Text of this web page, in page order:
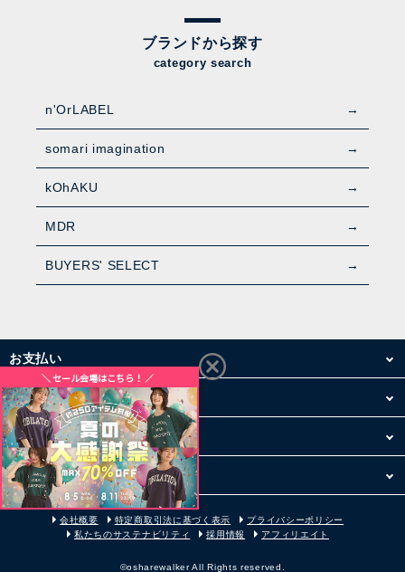
ブランドから探す
category search
n'OrLABEL
somari imagination
kOhAKU
MDR
BUYERS' SELECT
お支払い
配送・送料
お買い物について
その他
会社概要 特定商取引法に基づく表示
プライバシーポリシー
私たちのサステナビリティ
採用情報 アフィリエイト
©osharewalker All Rights reserved.